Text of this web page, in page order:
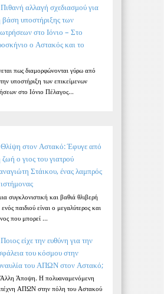
Πιθανή αλλαγή σχεδιασμού για
βάση υποστήριξης των
στο Ιόνιο – Στο
ο Αστακός και το
πως διαμορφώνονται γύρω από
υποστήριξη των επικείμενων
στο Ιόνιο Πέλαγος...
Θλίψη στον Αστακό: Έφυγε από
ζωή ο γιος του γιατρού
Στάικου, ένας λαμπρός
συγκλονιστική και βαθιά θλιβερή
παιδιού είναι ο μεγαλύτερος και
που μπορεί ...
Ποιος είχε την ευθύνη για την
του κόσμου στην
του ΑΠΩΝ στον Αστακό;
Άποψη. Η πολυαναμενόμενη
ΑΠΩΝ στην πόλη του Αστακού